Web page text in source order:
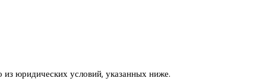
юридических условий, указанных ниже.